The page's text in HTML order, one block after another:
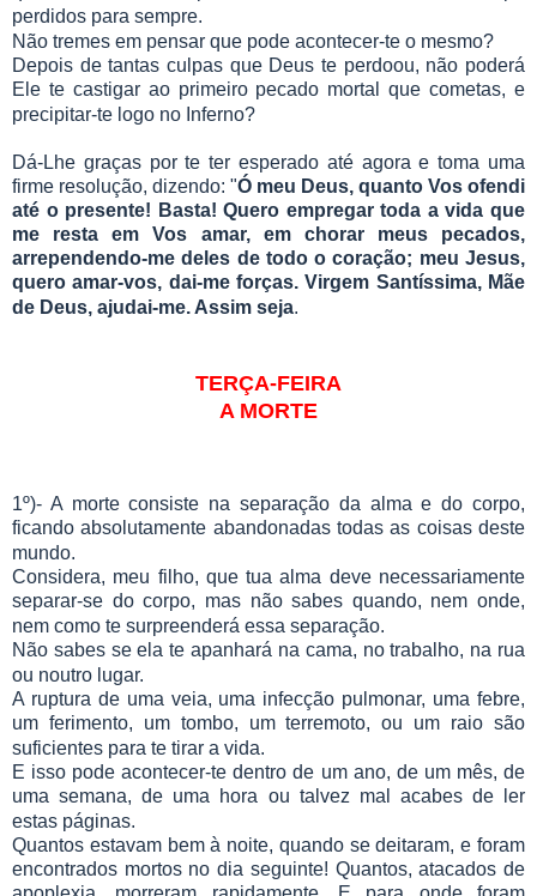
perdidos para sempre.
Não tremes em pensar que pode acontecer-te o mesmo?
Depois de tantas culpas que Deus te perdoou, não poderá
Ele te castigar ao primeiro pecado mortal que cometas, e
precipitar-te logo no Inferno?
Dá-Lhe graças por te ter esperado até agora e toma uma
firme resolução, dizendo: "Ó meu Deus, quanto Vos ofendi
até o presente! Basta! Quero empregar toda a vida que
me resta em Vos amar, em chorar meus pecados,
arrependendo-me deles de todo o coração; meu Jesus,
quero amar-vos, dai-me forças. Virgem Santíssima, Mãe
de Deus, ajudai-me. Assim seja.
TERÇA-FEIRA
A MORTE
1º)- A morte consiste na separação da alma e do corpo,
ficando absolutamente abandonadas todas as coisas deste
mundo.
Considera, meu filho, que tua alma deve necessariamente
separar-se do corpo, mas não sabes quando, nem onde,
nem como te surpreenderá essa separação.
Não sabes se ela te apanhará na cama, no trabalho, na rua
ou noutro lugar.
A ruptura de uma veia, uma infecção pulmonar, uma febre,
um ferimento, um tombo, um terremoto, ou um raio são
suficientes para te tirar a vida.
E isso pode acontecer-te dentro de um ano, de um mês, de
uma semana, de uma hora ou talvez mal acabes de ler
estas páginas.
Quantos estavam bem à noite, quando se deitaram, e foram
encontrados mortos no dia seguinte! Quantos, atacados de